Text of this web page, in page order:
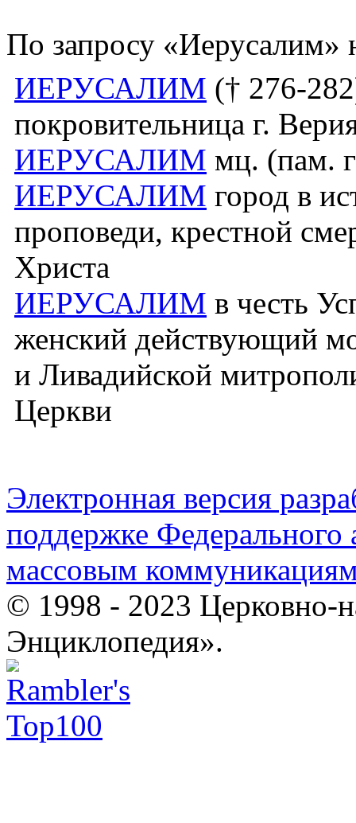
По запросу «Иерусалим»
ИЕРУСАЛИМ († 276-
покровительница г.
ИЕРУСАЛИМ мц. (пам.
ИЕРУСАЛИМ город в
проповеди, крестной
Христа
ИЕРУСАЛИМ в честь
женский действующий
и Ливадийской
Церкви
Электронная версия
поддержке Федерального
массовым
© 1998 - 2023 Церковно-
Энциклопедия».